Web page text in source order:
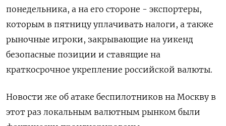
понедельника, а на его стороне - экспортеры,
которым в пятницу уплачивать налоги, а также
рыночные игроки, закрывающие на уикенд
безопасные позиции и ставящие на
краткосрочное укрепление российской валюты.
Новости же об атаке беспилотников на Москву в
этот раз локальным валютным рынком были